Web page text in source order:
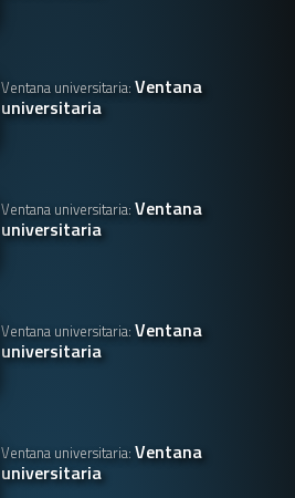
Ventana universitaria:Ventana
universitaria
Ventana universitaria:Ventana
universitaria
Ventana universitaria:Ventana
universitaria
Ventana universitaria:Ventana
universitaria